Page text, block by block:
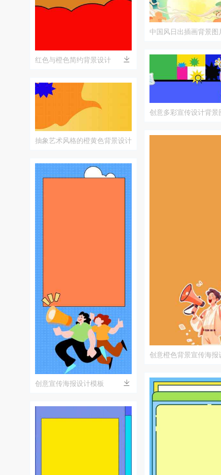
红色与橙色简约背景设计
抽象艺术风格的橙黄色背景设计
创意宣传海报设计模板
中国风日出插画背景图
创意多彩宣传设计背景
创意橙色背景宣传海报